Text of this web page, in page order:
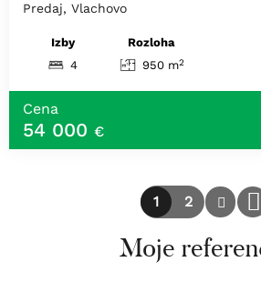
Predaj, Vlachovo
Izby
4
Rozloha
950 m2
Cena
54 000 €
1 2
Moje